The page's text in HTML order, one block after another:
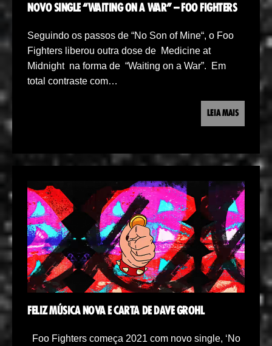
NOVO SINGLE “WAITING ON A WAR” – FOO FIGHTERS
Seguindo os passos de “No Son of Mine“, o Foo
Fighters liberou outra dose de Medicine at
Midnight na forma de “Waiting on a War”. Em
total contraste com…
LEIA MAIS
FELIZ MÚSICA NOVA E CARTA DE DAVE GROHL
Foo Fighters começa 2021 com novo single, ‘No